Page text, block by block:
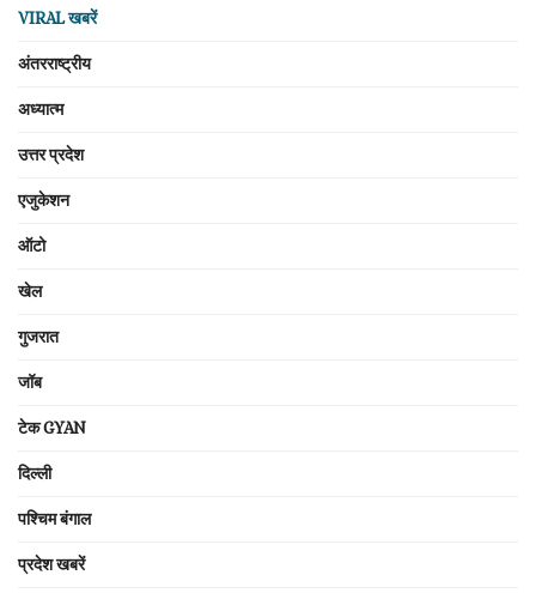
VIRAL खबरें
अंतरराष्ट्रीय
अध्यात्म
उत्तर प्रदेश
एजुकेशन
ऑटो
खेल
गुजरात
जॉब
टेक GYAN
दिल्ली
पश्चिम बंगाल
प्रदेश खबरें